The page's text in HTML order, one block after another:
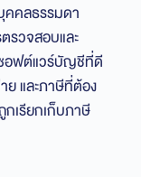
คคลธรรมดา
รวจสอบและ
อฟต์แวร์บัญชีที่ดี
ย และภาษีที่ต้อง
กเรียกเก็บภาษี